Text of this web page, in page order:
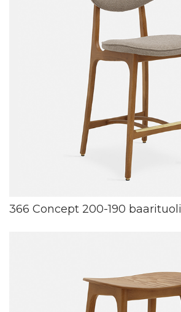
366 Concept 200-190 baarituoli